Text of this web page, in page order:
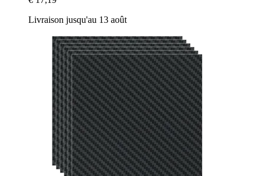
Livraison jusqu'au 13 août